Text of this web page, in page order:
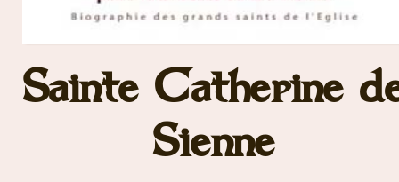
Sainte Catherine
Sienne